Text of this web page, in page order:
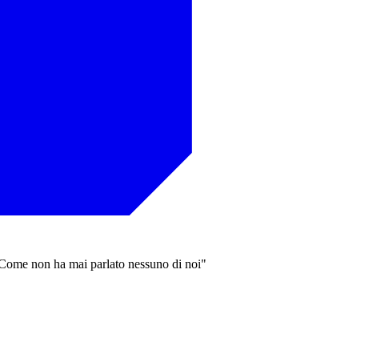
non ha mai parlato nessuno di noi"